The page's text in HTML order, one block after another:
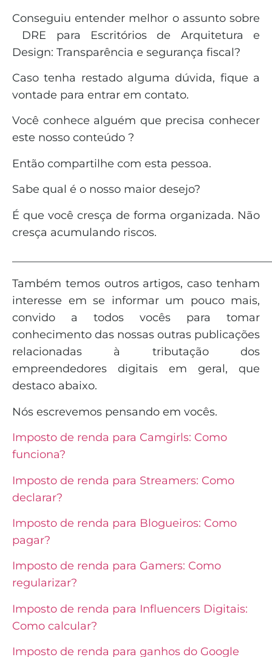
Conseguiu entender melhor o assunto sobre
DRE para Escritórios de Arquitetura e
Design: Transparência e segurança fiscal?
Caso tenha restado alguma dúvida, fique a
vontade para entrar em contato.
Você conhece alguém que precisa conhecer
este nosso conteúdo ?
Então compartilhe com esta pessoa.
Sabe qual é o nosso maior desejo?
É que você cresça de forma organizada. Não
cresça acumulando riscos.
Também temos outros artigos, caso tenham
interesse em se informar um pouco mais,
convido a todos vocês para tomar
conhecimento das nossas outras publicações
relacionadas à tributação dos
empreendedores digitais em geral, que
destaco abaixo.
Nós escrevemos pensando em vocês.
Imposto de renda para Camgirls: Como
funciona?
Imposto de renda para Streamers: Como
declarar?
Imposto de renda para Blogueiros: Como
pagar?
Imposto de renda para Gamers: Como
regularizar?
Imposto de renda para Influencers Digitais:
Como calcular?
Imposto de renda para ganhos do Google